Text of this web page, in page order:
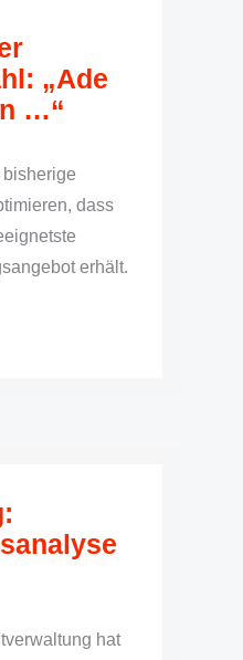
„Ade
…“
dass
erhält.
hat